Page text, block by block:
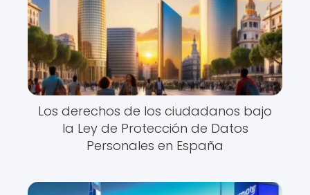
Los derechos de los ciudadanos bajo
la Ley de Protección de Datos
Personales en España